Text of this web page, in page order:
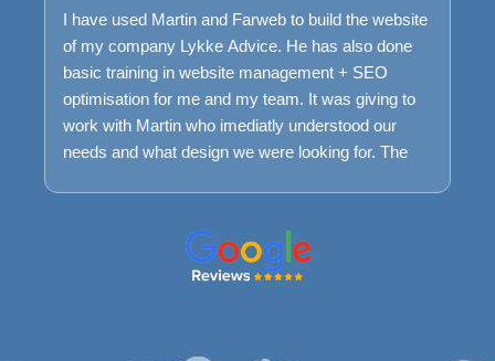
I have used Martin and Farweb to build the website
of my company Lykke Advice. He has also done
basic training in website management + SEO
optimisation for me and my team. It was giving to
work with Martin who imediatly understood our
needs and what design we were looking for. The
maintance package with Farweb to ensure that if
we encounter problems we can easily get help to
understand it and fix it.